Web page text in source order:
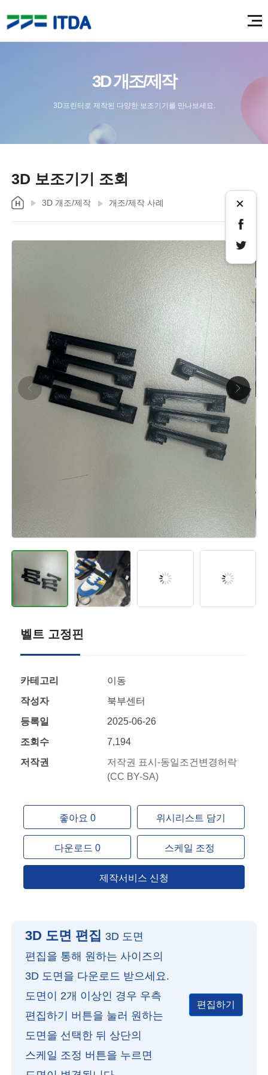
3D 개조/제작
3D프린터로 제작된 다양한 보조기기를 만나보세요.
3D 보조기기 조회
3D 개조/제작 개조/제작 사례 ×
벨트 고정핀
카테고리
이동
작성자
북부센터
등록일
2025-06-26
조회수
7,194
저작권
저작권 표시-동일조건변경허락
(CC BY-SA)
좋아요 0 위시리스트 담기
다운로드 0 스케일 조정
제작서비스 신청
3D 도면 편집 3D 도면
편집을 통해 원하는 사이즈의
3D 도면을 다운로드 받으세요.
도면이 2개 이상인 경우 우측
편집하기 버튼을 눌러 원하는
도면을 선택한 뒤 상단의
스케일 조정 버튼을 누르면
편집하기